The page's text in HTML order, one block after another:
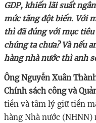
GDP, khiến lãi suất
mức tăng đột biến. Với
thì đã đúng với mục
chúng ta chưa? Và nếu
hàng nhà nước thì anh
Ông Nguyễn Xuân
Chính sách công và
tiền và tâm lý giữ tiền
hàng Nhà nước